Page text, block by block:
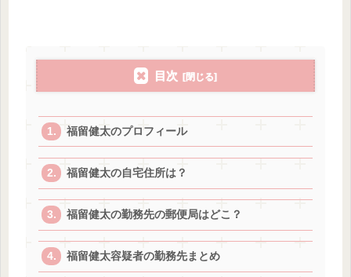
目次
福留健太のプロフィール
福留健太の自宅住所は？
福留健太の勤務先の郵便局はどこ？
福留健太容疑者の勤務先まとめ